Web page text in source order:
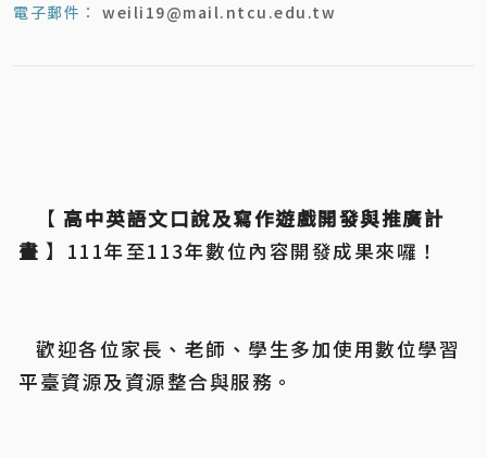
電子郵件： weili19@mail.ntcu.edu.tw
	【
高中英語文口說及寫作遊戲開發與推廣計
畫 】111年至113年數位內容開發成果來囉！
平臺資源及資源整合與服務。